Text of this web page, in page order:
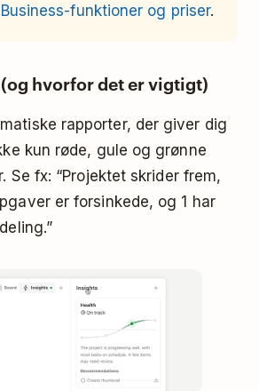
Business-funktioner og priser.
hvorfor det er vigtigt)
rapporter, der giver dig
kun røde, gule og grønne
Se fx: “Projektet skrider frem,
er forsinkede, og 1 har